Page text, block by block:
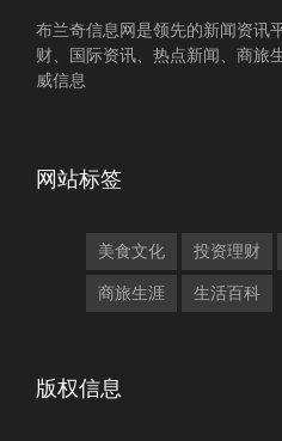
布兰奇信息网是领先的新闻资讯
财、国际资讯、热点新闻、商旅
威信息
网站标签
美食文化 投资理财
商旅生涯 生活百科
版权信息